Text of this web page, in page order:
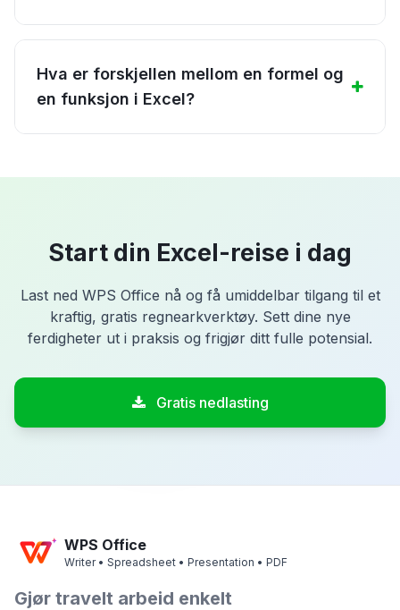
Hva er forskjellen mellom en formel og
en funksjon i Excel?
Start din Excel-reise i dag
Last ned WPS Office nå og få umiddelbar tilgang til et
kraftig, gratis regnearkverktøy. Sett dine nye
ferdigheter ut i praksis og frigjør ditt fulle potensial.
Gratis nedlasting
WPS Office
Writer • Spreadsheet • Presentation • PDF
Gjør travelt arbeid enkelt